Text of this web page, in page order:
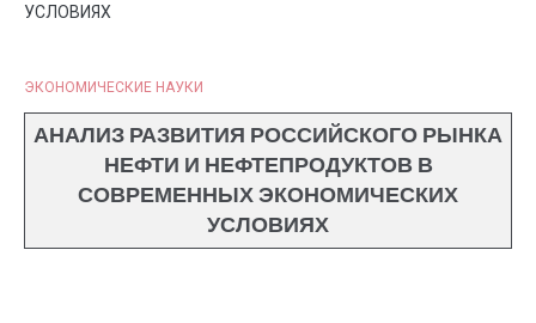
УСЛОВИЯХ
ЭКОНОМИЧЕСКИЕ НАУКИ
АНАЛИЗ РАЗВИТИЯ РОССИЙСКОГО РЫНКА
НЕФТИ И НЕФТЕПРОДУКТОВ В
СОВРЕМЕННЫХ ЭКОНОМИЧЕСКИХ
УСЛОВИЯХ